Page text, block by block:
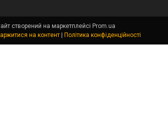
створений на маркетплейсі Prom.ua
на контент Політика конфіденційності